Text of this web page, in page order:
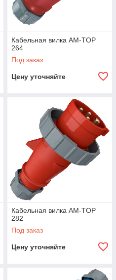
Кабельная вилка AM-TOP
264
Под заказ
Цену уточняйте
Кабельная вилка AM-TOP
282
Под заказ
Цену уточняйте